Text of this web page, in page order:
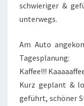
schwieriger &
unterwegs.
Am Auto
Tagesplanung:
Kaffee!!!
Kurz geplant &
geführt, schöner